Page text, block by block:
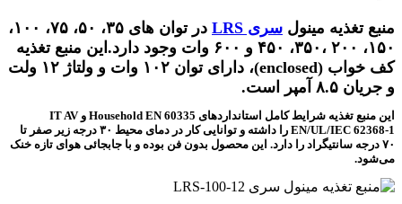
منبع تغذیه مینول سری LRS
در توان های ۳۵، ۵۰، ۷۵، ۱۰۰،
۱۵۰، ۲۰۰ ،۳۵۰، ۴۵۰ و ۶۰۰ وات وجود دارد.این منبع تغذیه
کف خواب (enclosed)، دارای توان ۱۰۲ وات و ولتاژ ۱۲ ولت
و جریان ۸.۵ آمپر است.
این منبع تغذیه شرایط کامل استانداردهای Household EN 60335 و IT AV
EN/UL/IEC 62368-1 را داشته و توانایی کار در دمای محیط ۳۰ درجه زیر صفر تا
۷۰ درجه سانتیگراد را دارد. این محصول بدون فن بوده و با جابجائی هوای تازه خنک
می‌شود.